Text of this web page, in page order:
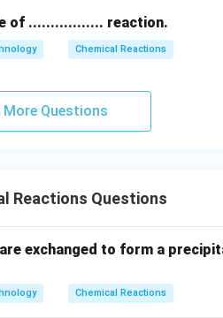
of ................. reaction.
Chemical Reactions
More Questions
Reactions Questions
exchanged to form a
Chemical Reactions